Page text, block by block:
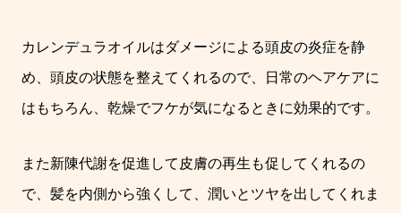
カレンデュラオイルはダメージによる頭皮の炎症を静
め、頭皮の状態を整えてくれるので、日常のヘアケアに
はもちろん、乾燥でフケが気になるときに効果的です。
また新陳代謝を促進して皮膚の再生も促してくれるの
で、髪を内側から強くして、潤いとツヤを出してくれま